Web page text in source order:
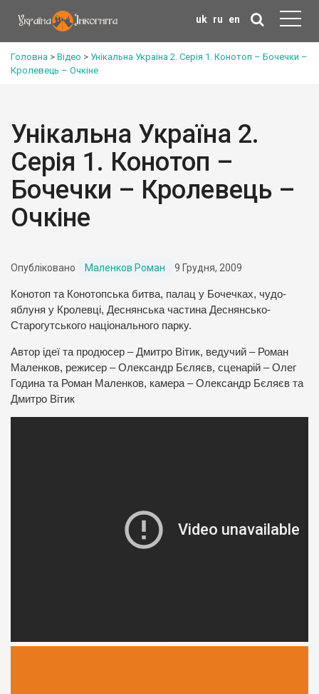
uk ru en
Головна > Відео > Унікальна Україна 2. Серія 1. Конотоп – Бочечки –
Кролевець – Очкіне
Унікальна Україна 2.
Серія 1. Конотоп –
Бочечки – Кролевець –
Очкіне
Опубліковано Маленков Роман 9 Грудня, 2009
Конотоп та Конотопська битва, палац у Бочечках, чудо-
яблуня у Кролевці, Деснянська частина Деснянсько-
Старогутського національного парку.
Автор ідеї та продюсер – Дмитро Вітик, ведучий – Роман
Маленков, режисер – Олександр Бєляєв, сценарій – Олег
Година та Роман Маленков, камера – Олександр Бєляєв та
Дмитро Вітик